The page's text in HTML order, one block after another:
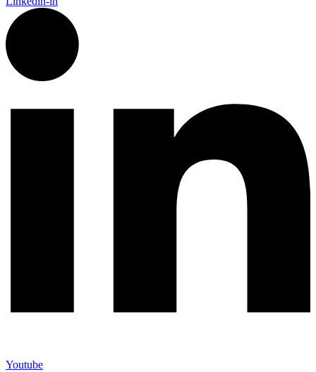
Youtube